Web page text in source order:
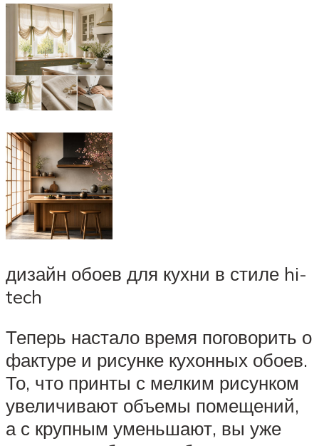
дизайн обоев для кухни в стиле hi-
tech
Теперь настало время поговорить о
фактуре и рисунке кухонных обоев.
То, что принты с мелким рисунком
увеличивают объемы помещений,
а с крупным уменьшают, вы уже